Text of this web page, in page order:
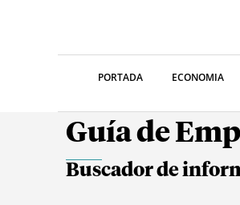
PORTADA ECONOMIA
Guía de
Buscador de